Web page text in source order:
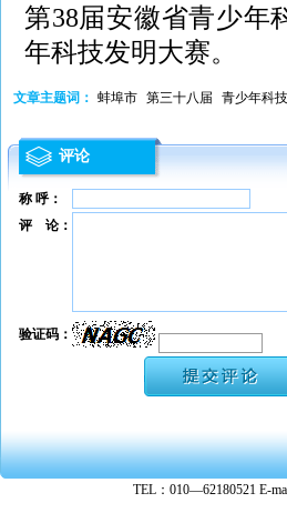
第38届安徽省青少年
年科技发明大赛。
文章主题词： 蚌埠市 第三十八届 青少年科
评论
称 呼：
评 论：
验证码：
TEL：010—62180521 E-